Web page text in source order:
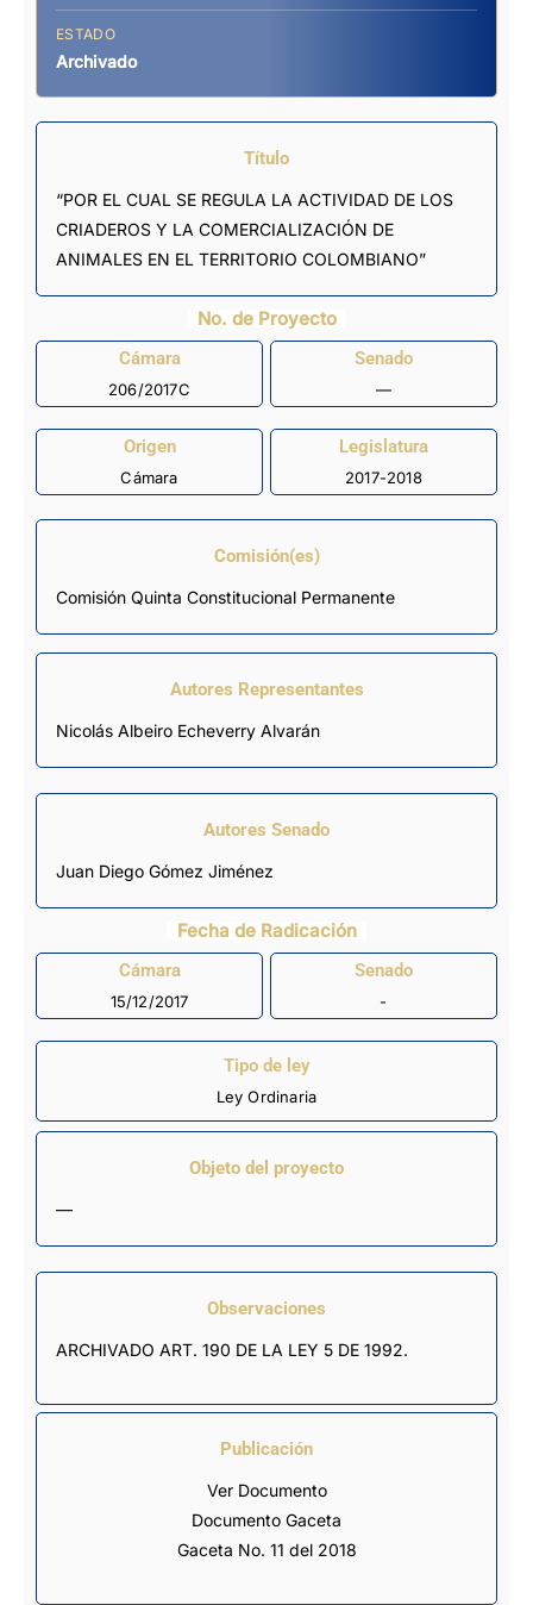
ESTADO
Archivado
Título
“POR EL CUAL SE REGULA LA ACTIVIDAD DE LOS
CRIADEROS Y LA COMERCIALIZACIÓN DE
ANIMALES EN EL TERRITORIO COLOMBIANO”
No. de Proyecto
Cámara
206/2017C
Senado
—
Origen
Cámara
Legislatura
2017-2018
Comisión(es)
Comisión Quinta Constitucional Permanente
Autores Representantes
Nicolás Albeiro Echeverry Alvarán
Autores Senado
Juan Diego Gómez Jiménez
Fecha de Radicación
Cámara
15/12/2017
Senado
-
Tipo de ley
Ley Ordinaria
Objeto del proyecto
—
Observaciones
ARCHIVADO ART. 190 DE LA LEY 5 DE 1992.
Publicación
Ver Documento
Documento Gaceta
Gaceta No. 11 del 2018